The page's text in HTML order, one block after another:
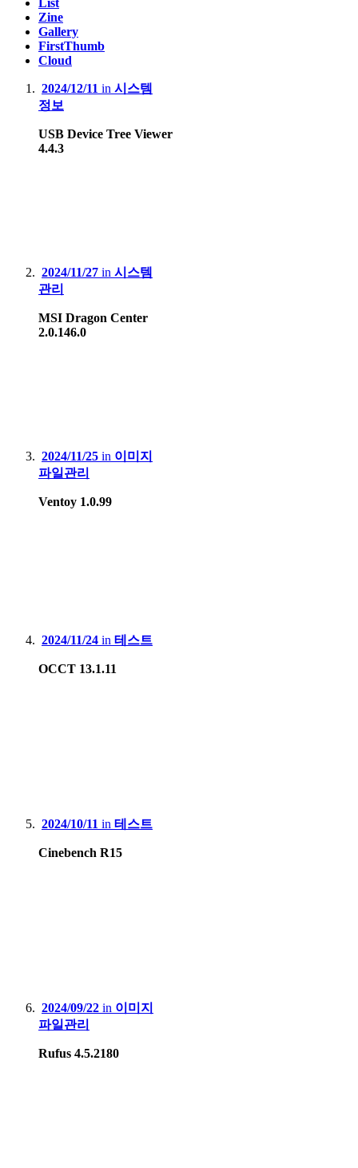
List
Zine
Gallery
FirstThumb
Cloud
2024/12/11 in 시스템
정보
USB Device Tree Viewer
4.4.3
2024/11/27 in 시스템
관리
MSI Dragon Center
2.0.146.0
2024/11/25 in 이미지
파일관리
Ventoy 1.0.99
2024/11/24 in 테스트
OCCT 13.1.11
2024/10/11 in 테스트
Cinebench R15
2024/09/22 in 이미지
파일관리
Rufus 4.5.2180